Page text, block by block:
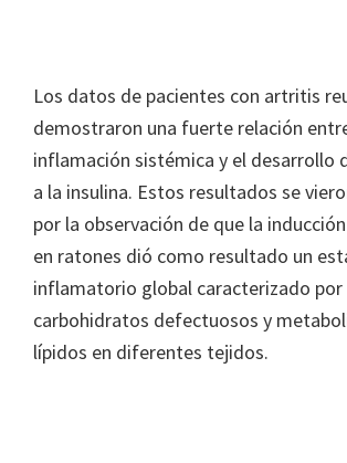
Los datos de pacientes con artritis
demostraron una fuerte relación
inflamación sistémica y el desarrollo
a la insulina. Estos resultados se
por la observación de que la
en ratones dió como resultado un
inflamatorio global caracterizado por
carbohidratos defectuosos y
lípidos en diferentes tejidos.